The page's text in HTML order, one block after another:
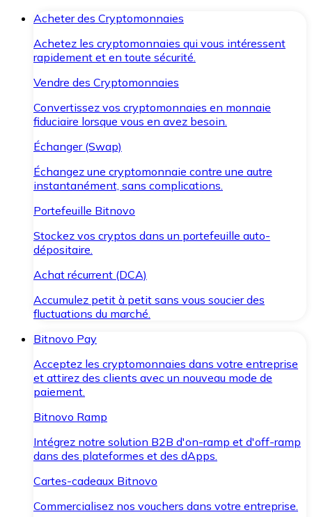
Acheter des Cryptomonnaies
Achetez les cryptomonnaies qui vous intéressent
rapidement et en toute sécurité.
Vendre des Cryptomonnaies
Convertissez vos cryptomonnaies en monnaie
fiduciaire lorsque vous en avez besoin.
Échanger (Swap)
Échangez une cryptomonnaie contre une autre
instantanément, sans complications.
Portefeuille Bitnovo
Stockez vos cryptos dans un portefeuille auto-
dépositaire.
Achat récurrent (DCA)
Accumulez petit à petit sans vous soucier des
fluctuations du marché.
Bitnovo Pay
Acceptez les cryptomonnaies dans votre entreprise
et attirez des clients avec un nouveau mode de
paiement.
Bitnovo Ramp
Intégrez notre solution B2B d'on-ramp et d'off-ramp
dans des plateformes et des dApps.
Cartes-cadeaux Bitnovo
Commercialisez nos vouchers dans votre entreprise.